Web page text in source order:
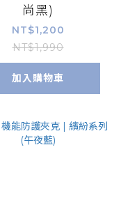
尚黑)
NT$1,200
NT$1,990
加入購物車